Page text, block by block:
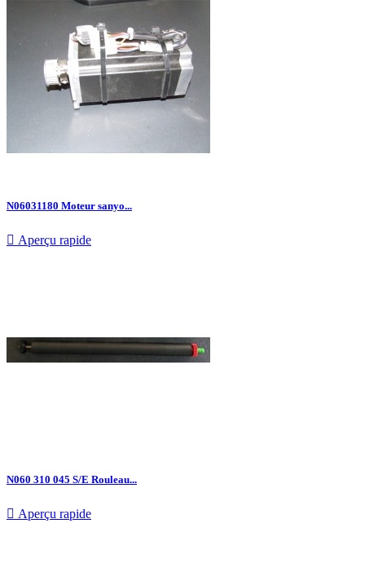
N06031180 Moteur sanyo...
 Aperçu rapide
N060 310 045 S/E Rouleau...
 Aperçu rapide